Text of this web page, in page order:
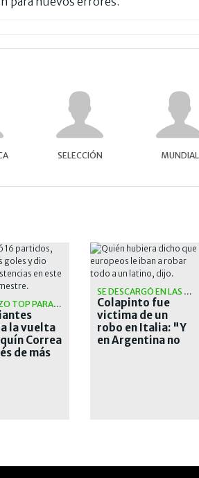
SELECCIÓN MUNDIAL
REFUERZO TOP PARA EL PINCHA
la vuelta
Correa
de más
SE DESCARGÓ EN LAS REDES
Colapinto fue
victima de un
robo en Italia: "Y
en Argentina no